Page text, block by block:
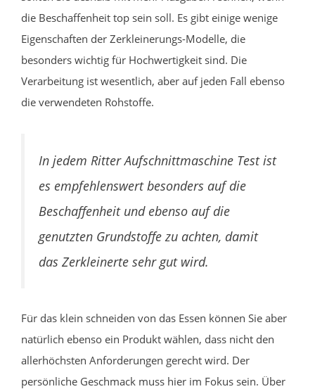
die Beschaffenheit top sein soll. Es gibt einige wenige
Eigenschaften der Zerkleinerungs-Modelle, die
besonders wichtig für Hochwertigkeit sind. Die
Verarbeitung ist wesentlich, aber auf jeden Fall ebenso
die verwendeten Rohstoffe.
In jedem Ritter Aufschnittmaschine Test ist
es empfehlenswert besonders auf die
Beschaffenheit und ebenso auf die
genutzten Grundstoffe zu achten, damit
das Zerkleinerte sehr gut wird.
Für das klein schneiden von das Essen können Sie aber
natürlich ebenso ein Produkt wählen, dass nicht den
allerhöchsten Anforderungen gerecht wird. Der
persönliche Geschmack muss hier im Fokus sein. Über